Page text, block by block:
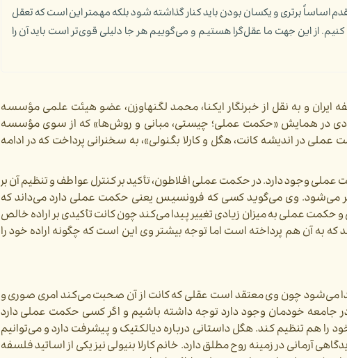
برتری و یکسان بودن باید کنار گذاشته شود بلکه مهمتر این است که تعقل
از این جهت ما عقل‌گرا هستیم و می‌گوییم هر جا دلیلی قوی‌تر است باید آن را
و به نقل از خبرنگار ایکنا، محمد لگنهاوزن، عضو هیئت علمی مؤسسه
آموزشی و پژوهشی امام خمینی(ره)، امروز سه شنبه ۲۷ دی‌ در همایش «حکمت عملی؛ چیستی، مبانی و روش‌ها» که از سوی مؤسسه
در اندیشه کانت، هگل و کارلا بگنولی»، به سخنرانی پرداخت که در ادامه
عملی وجود دارد. در حکمت عملی افلاطون، تأکید بر کنترل عواطف و تنظیم آن بر
وی می‌گوید کسی که فرونسیس یعنی حکمت عملی دارد می‌داند که
عملی به میزان زیادی تغییر پیدا می‌‌کند چون کانت تأکیدی بر اراده خالص
که به آن هم پرداخته است اما توجه بیشتر وی این است که چگونه اراده خود را
می‌شود چون وی معتقد است عقلی که کانت از آن صحبت می‌‌کند امری صوری و
جامعه خودمان وجود دارد توجه داشته باشیم و اگر کسی حکمت عملی دارد
را هم تنظیم کند. هگل داستانی درباره دیالکتیک و پیشرفت دارد و می‌‌توانیم
آرمانی در زمینه روح مطلق دارد. خانم کارلا بنیولی نیز یکی از اساتید فلسفه